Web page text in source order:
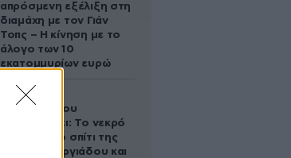
απρόσμενη εξέλιξη στη
διαμάχη με τον Γιάν
Τοπς – Η κίνηση με το
άλογο των 10
εκατομμυρίων ευρώ
Ο Στράτος
Τζώρτζογλου
αποκαλύπτει: Το νεκρό
έμβρυο στο σπίτι της
Μαρίας Γεωργιάδου και